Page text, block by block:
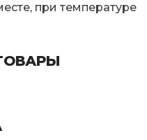
при температуре